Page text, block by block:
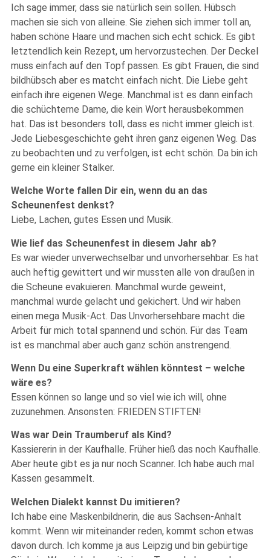
Ich sage immer, dass sie natürlich sein sollen. Hübsch
machen sie sich von alleine. Sie ziehen sich immer toll an,
haben schöne Haare und machen sich echt schick. Es gibt
letztendlich kein Rezept, um hervorzustechen. Der Deckel
muss einfach auf den Topf passen. Es gibt Frauen, die sind
bildhübsch aber es matcht einfach nicht. Die Liebe geht
einfach ihre eigenen Wege. Manchmal ist es dann einfach
die schüchterne Dame, die kein Wort herausbekommen
hat. Das ist besonders toll, dass es nicht immer gleich ist.
Jede Liebesgeschichte geht ihren ganz eigenen Weg. Das
zu beobachten und zu verfolgen, ist echt schön. Da bin ich
gerne ein kleiner Stalker.
Welche Worte fallen Dir ein, wenn du an das
Scheunenfest denkst?
Liebe, Lachen, gutes Essen und Musik.
Wie lief das Scheunenfest in diesem Jahr ab?
Es war wieder unverwechselbar und unvorhersehbar. Es hat
auch heftig gewittert und wir mussten alle von draußen in
die Scheune evakuieren. Manchmal wurde geweint,
manchmal wurde gelacht und gekichert. Und wir haben
einen mega Musik-Act. Das Unvorhersehbare macht die
Arbeit für mich total spannend und schön. Für das Team
ist es manchmal aber auch ganz schön anstrengend.
Wenn Du eine Superkraft wählen könntest – welche
wäre es?
Essen können so lange und so viel wie ich will, ohne
zuzunehmen. Ansonsten: FRIEDEN STIFTEN!
Was war Dein Traumberuf als Kind?
Kassiererin in der Kaufhalle. Früher hieß das noch Kaufhalle.
Aber heute gibt es ja nur noch Scanner. Ich habe auch mal
Kassen gesammelt.
Welchen Dialekt kannst Du imitieren?
Ich habe eine Maskenbildnerin, die aus Sachsen-Anhalt
kommt. Wenn wir miteinander reden, kommt schon etwas
davon durch. Ich komme ja aus Leipzig und bin gebürtige